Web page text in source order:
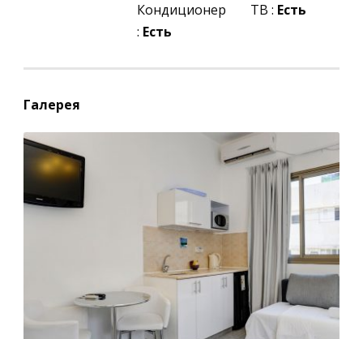
Кондиционер
: Есть
ТВ : Есть
Галерея